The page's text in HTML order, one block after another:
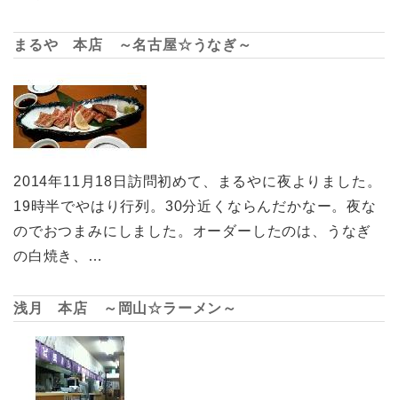
まるや 本店 ～名古屋☆うなぎ～
2014年11月18日訪問初めて、まるやに夜よりました。
19時半でやはり行列。30分近くならんだかなー。夜な
のでおつまみにしました。オーダーしたのは、うなぎ
の白焼き、…
浅月 本店 ～岡山☆ラーメン～